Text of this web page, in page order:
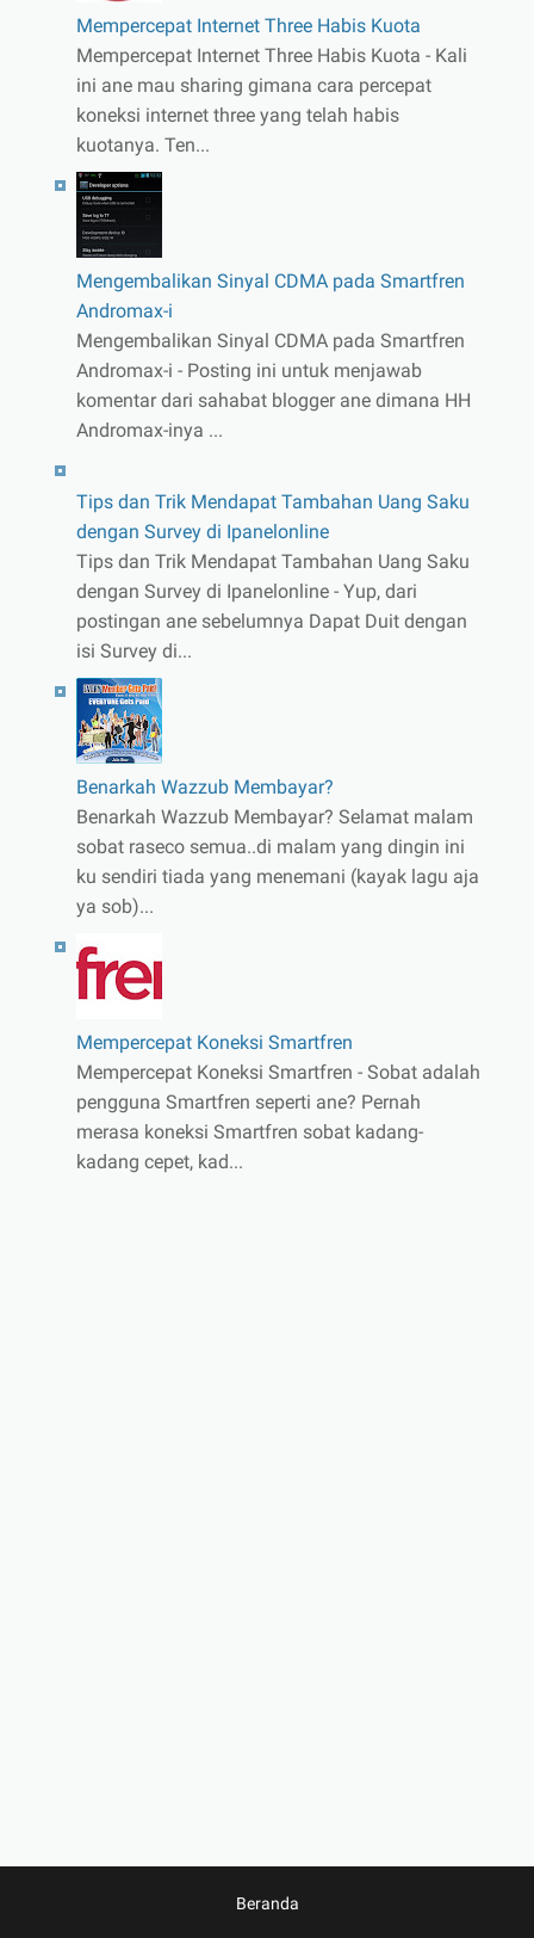
Mempercepat Internet Three Habis Kuota
Mempercepat Internet Three Habis Kuota - Kali
ini ane mau sharing gimana cara percepat
koneksi internet three yang telah habis
kuotanya. Ten...
Mengembalikan Sinyal CDMA pada Smartfren
Andromax-i
Mengembalikan Sinyal CDMA pada Smartfren
Andromax-i - Posting ini untuk menjawab
komentar dari sahabat blogger ane dimana HH
Andromax-inya ...
Tips dan Trik Mendapat Tambahan Uang Saku
dengan Survey di Ipanelonline
Tips dan Trik Mendapat Tambahan Uang Saku
dengan Survey di Ipanelonline - Yup, dari
postingan ane sebelumnya Dapat Duit dengan
isi Survey di...
Benarkah Wazzub Membayar?
Benarkah Wazzub Membayar? Selamat malam
sobat raseco semua..di malam yang dingin ini
ku sendiri tiada yang menemani (kayak lagu aja
ya sob)...
Mempercepat Koneksi Smartfren
Mempercepat Koneksi Smartfren - Sobat adalah
pengguna Smartfren seperti ane? Pernah
merasa koneksi Smartfren sobat kadang-
kadang cepet, kad...
Beranda